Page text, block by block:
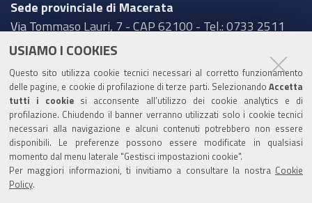
USIAMO I COOKIES
Questo sito utilizza cookie tecnici necessari al corretto funzionamento
delle pagine, e cookie di profilazione di terze parti. Selezionando Accetta
tutti i cookie si acconsente all’utilizzo dei cookie analytics e di
profilazione. Chiudendo il banner verranno utilizzati solo i cookie tecnici
necessari alla navigazione e alcuni contenuti potrebbero non essere
disponibili. Le preferenze possono essere modificate in qualsiasi
momento dal menu laterale "Gestisci impostazioni cookie".
Per maggiori informazioni, ti invitiamo a consultare la nostra Cookie
Policy
Sede provinciale di Macerata
Via Tommaso Lauri, 7 - CAP 62100 - Tel.: 0733 2511
Sede provinciale di Pesaro Urbino
Corso XI Settembre, 116 - CAP 61121 - Tel.: 0721
3571
TRASPARENZA
Amministrazione trasparente
Statistiche Web del sito (fonte Web Analytics Italia)